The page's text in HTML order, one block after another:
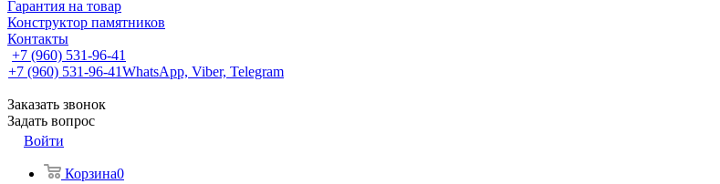
Гарантия на товар
Конструктор памятников
Контакты
+7 (960) 531-96-41
+7 (960) 531-96-41WhatsApp, Viber, Telegram
Заказать звонок
Задать вопрос
Войти
Корзина0